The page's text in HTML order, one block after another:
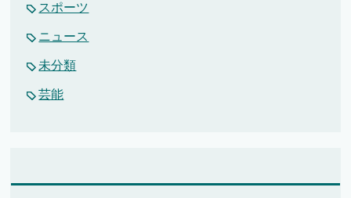
スポーツ
ニュース
未分類
芸能